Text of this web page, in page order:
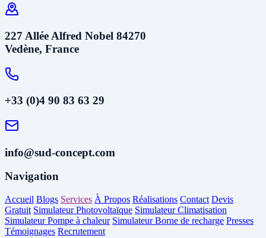
227 Allée Alfred Nobel 84270
Vedène, France
+33 (0)4 90 83 63 29
info@sud-concept.com
Navigation
Accueil Blogs Services À Propos Réalisations Contact Devis
Gratuit Simulateur Photovoltaïque Simulateur Climatisation
Simulateur Pompe à chaleur Simulateur Borne de recharge Presses
Témoignages Recrutement